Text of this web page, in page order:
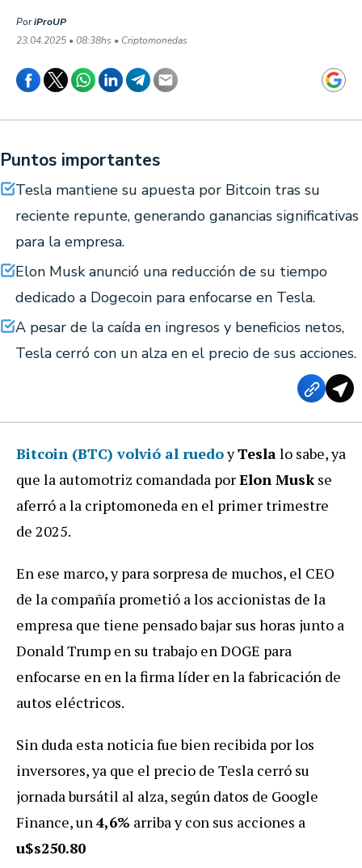
PoriProUP
23.04.2025 • 08:38hs • Criptomonedas
Puntos importantes
Tesla mantiene su apuesta por Bitcoin tras su
reciente repunte, generando ganancias significativas
para la empresa.
Elon Musk anunció una reducción de su tiempo
dedicado a Dogecoin para enfocarse en Tesla.
A pesar de la caída en ingresos y beneficios netos,
Tesla cerró con un alza en el precio de sus acciones.
Bitcoin (BTC) volvió al ruedoyTeslalo sabe, ya
que la automotriz comandada porElon Muskse
aferró a la criptomoneda en el primer trimestre
de 2025.
En ese marco, y para sorpresa de muchos, el CEO
de la compañía prometió a los accionistas de la
empresa que tiene pensado bajar sus horas junto a
Donald Trump en su trabajo en DOGE para
enfocarse en en la firma líder en la fabricación de
autos eléctricos.
Sin duda esta noticia fue bien recibida por los
inversores, ya que el precio de Tesla cerró su
jornada bursátil al alza, según datos de Google
Finance, un4,6% arriba y con sus acciones a
u$s250.80